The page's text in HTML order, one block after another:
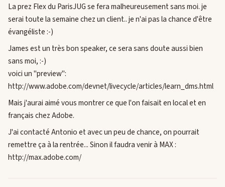
La prez Flex du ParisJUG se fera malheureusement sans moi. je
serai toute la semaine chez un client.. je n'ai pas la chance d'être
évangéliste :-)
James est un très bon speaker, ce sera sans doute aussi bien
sans moi, :-)
voici un "preview":
http://www.adobe.com/devnet/livecycle/articles/learn_dms.html
Mais j'aurai aimé vous montrer ce que l'on faisait en local et en
français chez Adobe.
J'ai contacté Antonio et avec un peu de chance, on pourrait
remettre ça à la rentrée... Sinon il faudra venir à MAX :
http://max.adobe.com/